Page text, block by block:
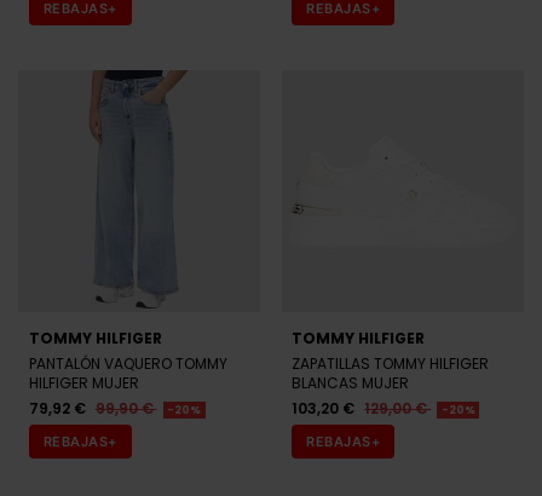
TOMMY HILFIGER
HILFIGER MUJER
79,92 € 99,90 € -20%
REBAJAS+
BLANCAS MUJER
103,20 € 129,00 € -20%
REBAJAS+